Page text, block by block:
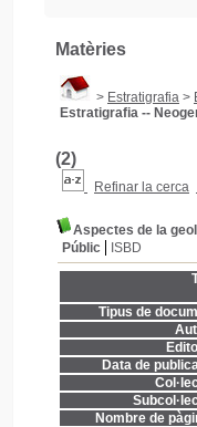
Matèries
> Estratigrafia >
Estratigrafia --
(2)
Refinar la cerca
Aspectes de la
Públic
ISBD
Tipus de
Data de
Nombre de